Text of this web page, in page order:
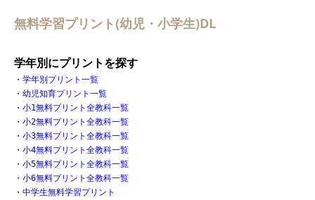
無料学習プリント(幼児・小学生)DL
学年別にプリントを探す
・ 学年別プリント一覧
・ 幼児知育プリント一覧
・ 小1無料プリント全教科一覧
・ 小2無料プリント全教科一覧
・ 小3無料プリント全教科一覧
・ 小4無料プリント全教科一覧
・ 小5無料プリント全教科一覧
・ 小6無料プリント全教科一覧
・ 中学生無料学習プリント